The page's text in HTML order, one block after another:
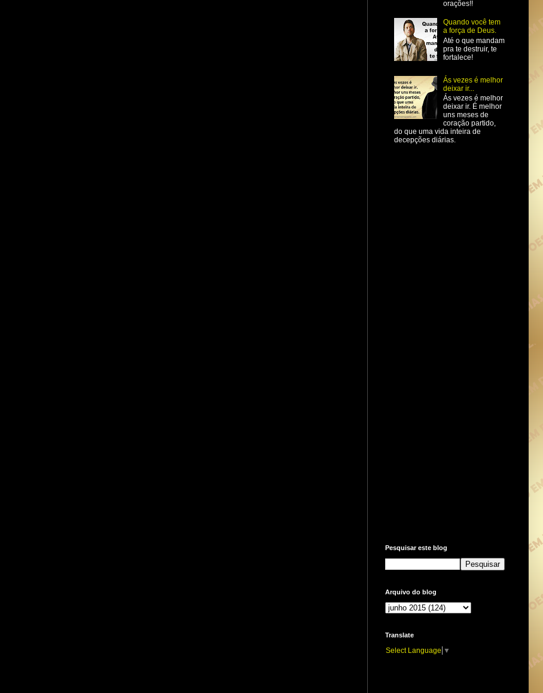
orações!!
Quando você tem
a força de Deus.
Até o que mandam
pra te destruir, te
fortalece!
Ás vezes é melhor
deixar ir...
Ás vezes é melhor
deixar ir. É melhor
uns meses de
coração partido,
do que uma vida inteira de
decepções diárias.
Pesquisar este blog
Arquivo do blog
Translate
Select Language ▼